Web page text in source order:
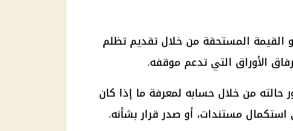
القيمة المستحقة من خلال تقديم تظلم
الأوراق التي تدعم موقفه.
من خلال حسابه لمعرفة ما إذا كان
استكمال مستندات، أو صدر قرار بشأنه.